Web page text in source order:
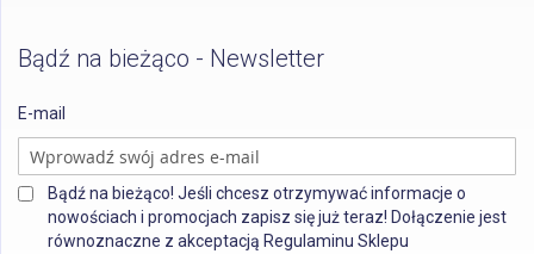
Bądź na bieżąco - Newsletter
E-mail
Bądź na bieżąco! Jeśli chcesz otrzymywać informacje o
nowościach i promocjach zapisz się już teraz! Dołączenie jest
równoznaczne z akceptacją Regulaminu Sklepu